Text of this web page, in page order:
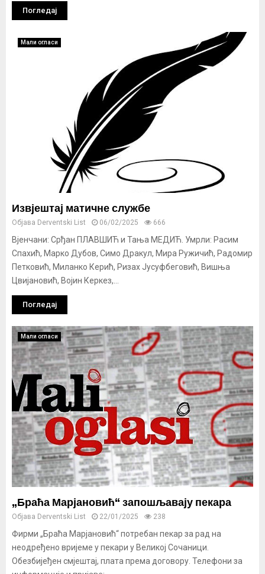
Погледај
Мали огласи
Извјештај матичне службе
Објава Derventski List 06/02/2025 666
Вјенчани: Срђан ПЛАВШИЋ и Тања МЕДИЋ. Умрли: Расим
Спахић, Марко Дубов, Симо Дракул, Мира Ружичић, Радомир
Петковић, Миланко Керић, Ризах Јусуфбеговић, Вишња
Цвијановић, Војин Керкез,...
Погледај
Мали огласи
„Браћа Марјановић“ запошљавају пекара
Објава Derventski List 22/01/2025 238
Фирми „Браћа Марјановић“ потребан пекар за рад на
неодређено вријеме у пекари у Великој Сочаници.
Обезбијеђен смјештај, плата према договору. Телефони за